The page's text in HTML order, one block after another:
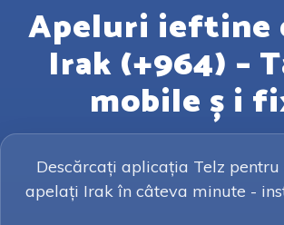
Apeluri ieftine
Irak (+964) –
mobile ș i
Descărcați aplicația Telz pentru
apelați Irak în câteva minute -